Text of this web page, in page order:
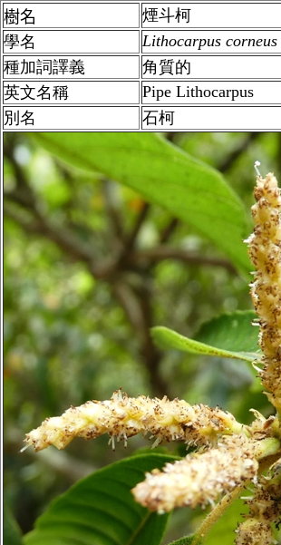
樹名
煙斗柯
學名
Lithocarpus corneus
種加詞譯義
角質的
英文名稱
Pipe Lithocarpus
別名
石柯